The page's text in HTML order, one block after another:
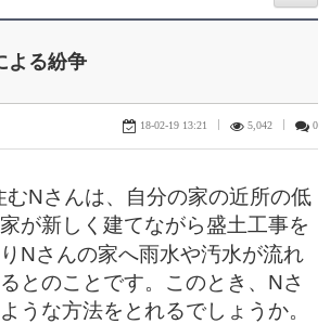
よる紛争
18-02-19 13:21 5,042 0
Nさんは、自分の家の近所の低
が新しく建てながら盛土工事を
Nさんの家へ雨水や汚水が流れ
とのことです。このとき、Nさ
うな方法をとれるでしょうか。